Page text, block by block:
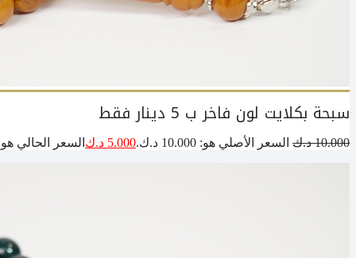
سبحة بكلايت لون فاخر ب 5 دينار فقط
10.000 د.ك السعر الأصلي هو: 10.000 د.ك. 5.000 د.ك السعر الحالي هو: 5.000